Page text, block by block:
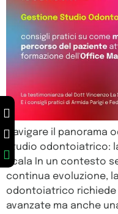
Navigare il panorama
studio odontoiatrico:
Scala In un contesto
continua evoluzione,
odontoiatrico
avanzate ma anche